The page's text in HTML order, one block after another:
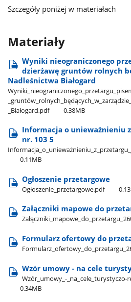
Szczegóły poniżej w materiałach
Materiały
Wyniki nieograniczonego
dzierżawę gruntów rolnych
Nadleśnictwa Białogard
_Białogard.pdf
0.38MB
Informacja o unieważnieniu
nr. 103 5
0.11MB
Ogłoszenie przetargowe
Ogłoszenie​_przetargowe.pdf
Załączniki mapowe do
Formularz ofertowy do
Wzór umowy - na cele
Wzór​_umowy​_-​_na​_cele​_turystyczo-
0.34MB